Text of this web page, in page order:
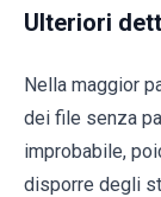
Ulteriori
Nella maggior
dei file senza
improbabile,
disporre degli